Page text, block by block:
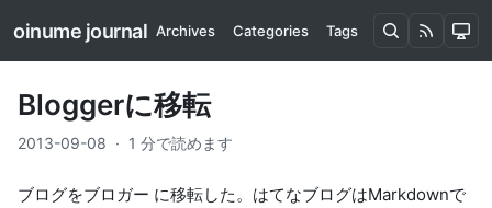
oinume journal Archives Categories Tags
Bloggerに移転
2013-09-08 · 1 分で読めます
ブログをブロガー に移転した。はてなブログはMarkdownで